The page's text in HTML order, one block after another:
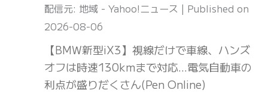
配信元: 地域 - Yahoo!ニュース
Published on
2026-08-06
【BMW新型iX3】視線だけで車線、ハンズ
オフは時速130kmまで対応…電気自動車の
利点が盛りだくさん(Pen Online)